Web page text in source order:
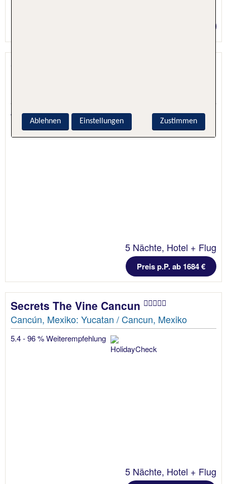
4.6 - 60 % Weiterempfehlung
5 Nächte, Hotel + Flug
Preis p.P. ab 1684 €
Secrets The Vine Cancun
Cancún, Mexiko: Yucatan / Cancun, Mexiko
5.4 - 96 % Weiterempfehlung
5 Nächte, Hotel + Flug
Zustimmen
Ablehnen Einstellungen